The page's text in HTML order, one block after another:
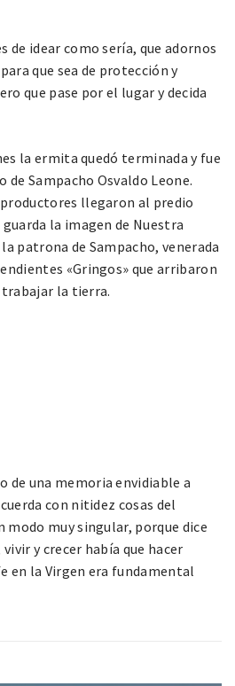
de idear como sería, que adornos
que sea de protección y
que pase por el lugar y decida
la ermita quedó terminada y fue
de Sampacho Osvaldo Leone.
llegaron al predio
la imagen de Nuestra
patrona de Sampacho, venerada
«Gringos» que arribaron
trabajar la tierra.
de una memoria envidiable a
con nitidez cosas del
modo muy singular, porque dice
y crecer había que hacer
en la Virgen era fundamental